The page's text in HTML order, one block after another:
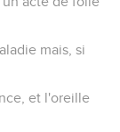
mais, si
et l'oreille